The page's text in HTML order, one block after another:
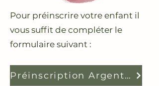
Pour préinscrire votre enfant il
vous suffit de compléter le
formulaire suivant :
Préinscription Argentré-du-Plessis